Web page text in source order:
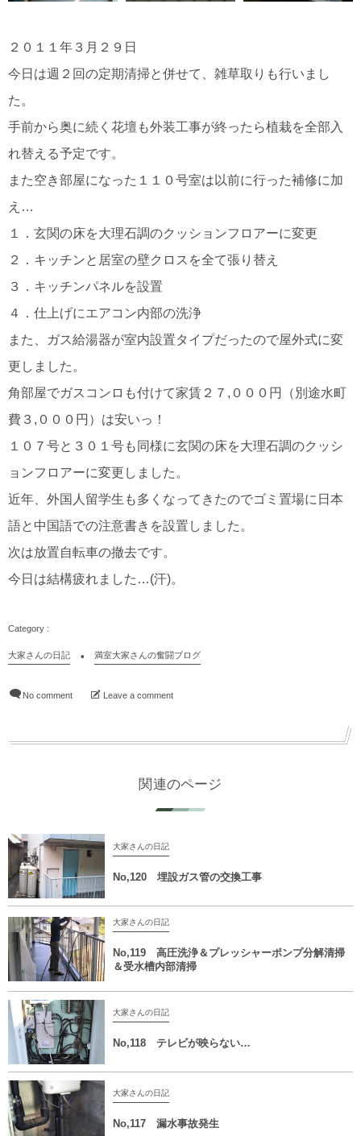
２０１１年３月２９日
今日は週２回の定期清掃と併せて、雑草取りも行いまし
た。
手前から奥に続く花壇も外装工事が終ったら植栽を全部入
れ替える予定です。
また空き部屋になった１１０号室は以前に行った補修に加
え…
１．玄関の床を大理石調のクッションフロアーに変更
２．キッチンと居室の壁クロスを全て張り替え
３．キッチンパネルを設置
４．仕上げにエアコン内部の洗浄
また、ガス給湯器が室内設置タイプだったので屋外式に変
更しました。
角部屋でガスコンロも付けて家賃２７,０００円（別途水町
費３,０００円）は安いっ！
１０７号と３０１号も同様に玄関の床を大理石調のクッシ
ョンフロアーに変更しました。
近年、外国人留学生も多くなってきたのでゴミ置場に日本
語と中国語での注意書きを設置しました。
次は放置自転車の撤去です。
今日は結構疲れました…(汗)。
大家さんの日記 満室大家さんの奮闘ブログ
No comment Leave a comment
関連のページ
大家さんの日記
No,120 埋設ガス管の交換工事
大家さんの日記
No,119 高圧洗浄＆プレッシャーポンプ分解清掃
＆受水槽内部清掃
大家さんの日記
No,118 テレビが映らない…
大家さんの日記
No,117 漏水事故発生